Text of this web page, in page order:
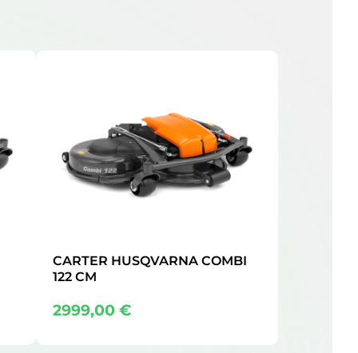
CARTER HUSQVARNA COMBI
122 CM
2999,00€